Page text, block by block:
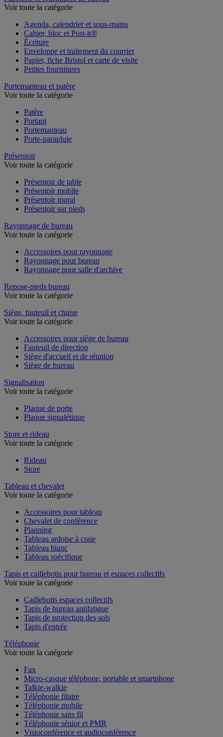
Voir toute la catégorie
Agenda, calendrier et sous-mains
Cahier, bloc et Post-it®
Écriture
Enveloppe et traitement du courrier
Papier, fiche Bristol et carte de visite
Petites fournitures
Portemanteau et patère
Voir toute la catégorie
Patère
Portant
Portemanteau
Porte-parapluie
Présentoir
Voir toute la catégorie
Présentoir de table
Présentoir mobile
Présentoir mural
Présentoir sur pieds
Rayonnage de bureau
Voir toute la catégorie
Accessoires pour rayonnage
Rayonnage pour bureau
Rayonnage pour salle d'archive
Repose-pieds bureau
Voir toute la catégorie
Siège, fauteuil et chaise
Voir toute la catégorie
Accessoires pour siège de bureau
Fauteuil de direction
Siège d'accueil et de réunion
Siège de bureau
Signalisation
Voir toute la catégorie
Plaque de porte
Plaque signalétique
Store et rideau
Voir toute la catégorie
Rideau
Store
Tableau et chevalet
Voir toute la catégorie
Accessoires pour tableau
Chevalet de conférence
Planning
Tableau ardoise à craie
Tableau blanc
Tableau spécifique
Tapis et caillebotis pour bureau et espaces collectifs
Voir toute la catégorie
Caillebotis espaces collectifs
Tapis de bureau antifatigue
Tapis de protection des sols
Tapis d'entrée
Téléphonie
Voir toute la catégorie
Fax
Micro-casque téléphone, portable et smartphone
Talkie-walkie
Téléphonie filaire
Téléphonie mobile
Téléphonie sans fil
Téléphonie sénior et PMR
Visioconférence et audioconférence